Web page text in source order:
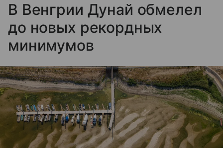
В Венгрии Дунай обмелел
до новых рекордных
минимумов